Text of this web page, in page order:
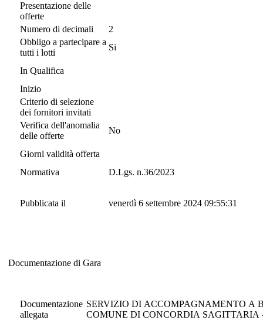
Presentazione delle
offerte
Numero di decimali
2
Obbligo a partecipare a
tutti i lotti
Si
In Qualifica
Inizio
Criterio di selezione
dei fornitori invitati
Verifica dell'anomalia
delle offerte
No
Giorni validità offerta
Normativa
D.Lgs. n.36/2023
Pubblicata il venerdì 6 settembre 2024 09:55:31
Documentazione di Gara
Documentazione
allegata
SERVIZIO DI ACCOMPAGNAMENTO A
COMUNE DI CONCORDIA SAGITTARIA